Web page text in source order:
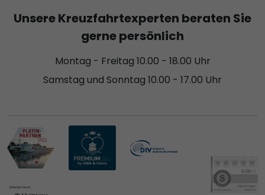
Unsere Kreuzfahrtexperten beraten Sie
gerne persönlich
Montag - Freitag 10.00 - 18.00 Uhr
Samstag und Sonntag 10.00 - 17.00 Uhr